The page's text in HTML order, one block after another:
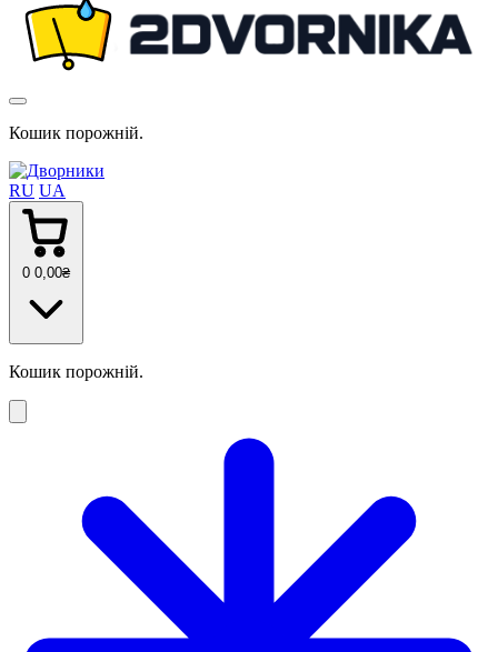
Кошик порожній.
RU UA
0 0 ,00₴
Кошик порожній.